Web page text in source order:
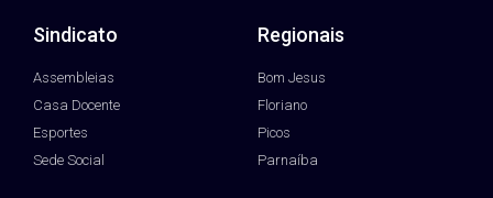
Sindicato
Assembleias
Casa Docente
Esportes
Sede Social
Regionais
Bom Jesus
Floriano
Picos
Parnaíba